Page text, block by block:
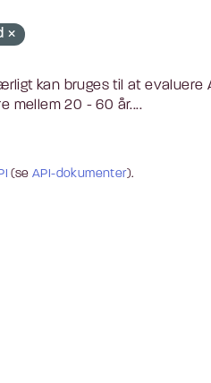
kan bruges til at
mellem 20 - 60 år....
(seAPI-dokumenter).